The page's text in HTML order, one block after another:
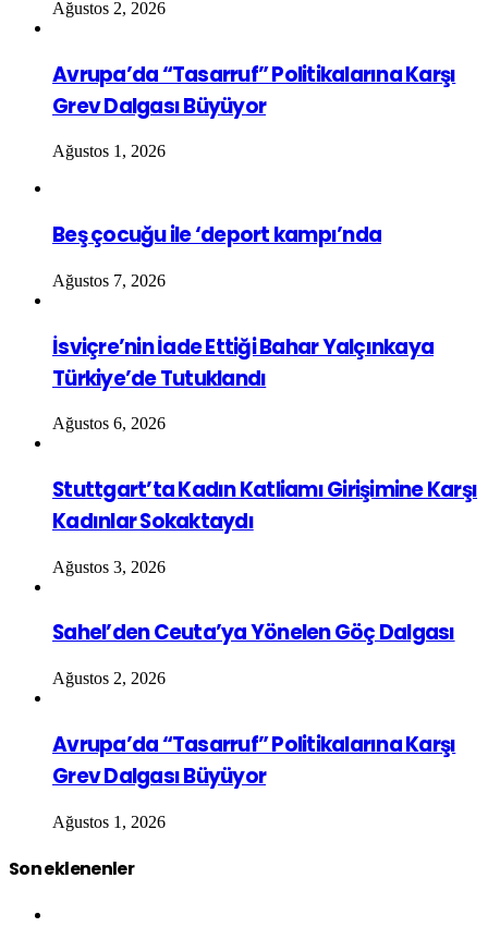
Ağustos 2, 2026
Avrupa’da “Tasarruf” Politikalarına Karşı
Grev Dalgası Büyüyor
Ağustos 1, 2026
Beş çocuğu ile ‘deport kampı’nda
Ağustos 7, 2026
İsviçre’nin İade Ettiği Bahar Yalçınkaya
Türkiye’de Tutuklandı
Ağustos 6, 2026
Stuttgart’ta Kadın Katliamı Girişimine Karşı
Kadınlar Sokaktaydı
Ağustos 3, 2026
Sahel’den Ceuta’ya Yönelen Göç Dalgası
Ağustos 2, 2026
Avrupa’da “Tasarruf” Politikalarına Karşı
Grev Dalgası Büyüyor
Ağustos 1, 2026
Son eklenenler